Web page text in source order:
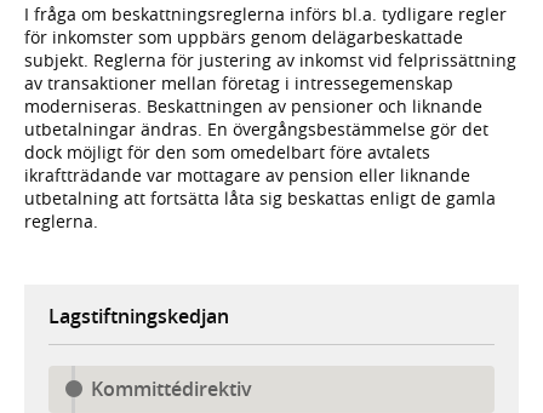
I fråga om beskattningsreglerna införs bl.a. tydligare regler
för inkomster som uppbärs genom delägarbeskattade
subjekt. Reglerna för justering av inkomst vid felprissättning
av transaktioner mellan företag i intressegemenskap
moderniseras. Beskattningen av pensioner och liknande
utbetalningar ändras. En övergångsbestämmelse gör det
dock möjligt för den som omedelbart före avtalets
ikraftträdande var mottagare av pension eller liknande
utbetalning att fortsätta låta sig beskattas enligt de gamla
reglerna.
Lagstiftningskedjan
Kommittédirektiv